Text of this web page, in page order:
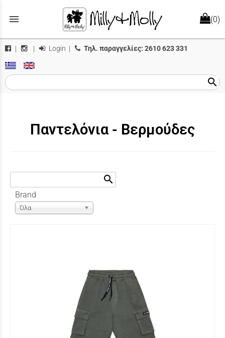
menu (0)
| | Login | Τηλ. παραγγελίες: 2610 623 331
search
Παντελόνια - Βερμούδες
search
Brand
Όλα